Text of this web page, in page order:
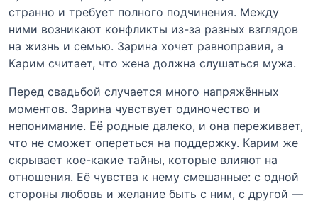
странно и требует полного подчинения. Между
ними возникают конфликты из-за разных взглядов
на жизнь и семью. Зарина хочет равноправия, а
Карим считает, что жена должна слушаться мужа.
Перед свадьбой случается много напряжённых
моментов. Зарина чувствует одиночество и
непонимание. Её родные далеко, и она переживает,
что не сможет опереться на поддержку. Карим же
скрывает кое-какие тайны, которые влияют на
отношения. Её чувства к нему смешанные: с одной
стороны любовь и желание быть с ним, с другой —